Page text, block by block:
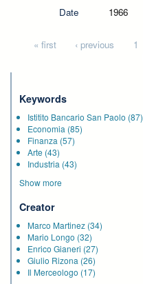
Date
1966
Pages« first ‹ previous 1
Keywords
Istitito Bancario San Paolo (87)
Economia (85)
Finanza (57)
Arte (43)
Industria (43)
Show more
Creator
Marco Martinez (34)
Mario Longo (32)
Enrico Gianeri (27)
Giulio Rizona (26)
Il Merceologo (17)